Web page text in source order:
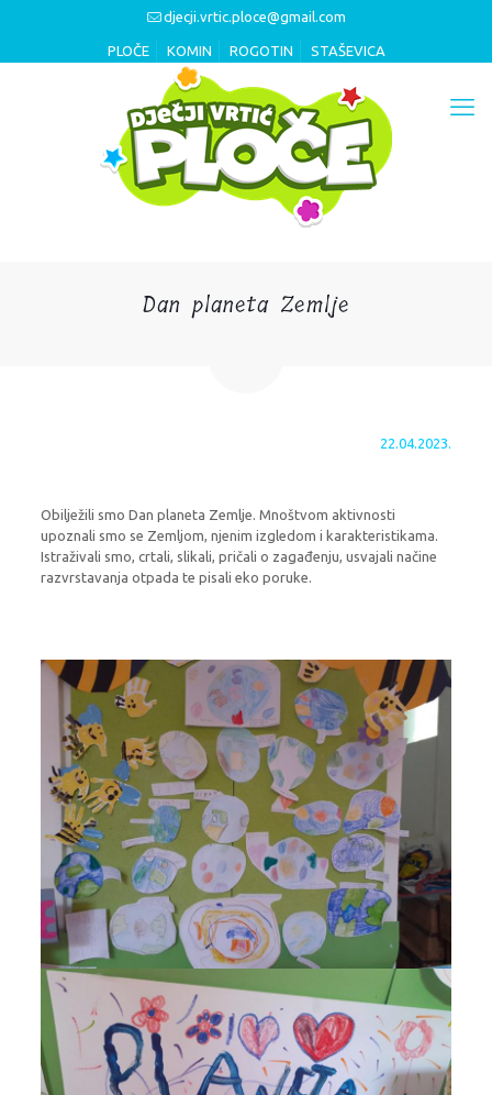
djecji.vrtic.ploce@gmail.com
PLOČE KOMIN ROGOTIN STAŠEVICA
Dan planeta Zemlje
22.04.2023.
Obilježili smo Dan planeta Zemlje. Mnoštvom aktivnosti
upoznali smo se Zemljom, njenim izgledom i karakteristikama.
Istraživali smo, crtali, slikali, pričali o zagađenju, usvajali načine
razvrstavanja otpada te pisali eko poruke.